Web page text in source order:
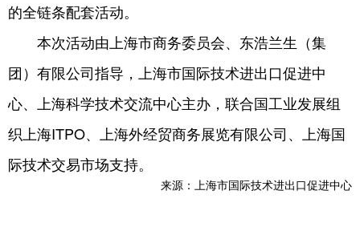
的全链条配套活动。
本次活动由上海市商务委员会、东浩兰生（集
团）有限公司指导，上海市国际技术进出口促进中
心、上海科学技术交流中心主办，联合国工业发展组
织上海ITPO、上海外经贸商务展览有限公司、上海国
际技术交易市场支持。
来源：上海市国际技术进出口促进中心